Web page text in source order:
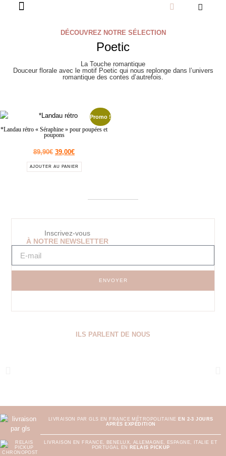
DÉCOUVREZ NOTRE SÉLECTION
Poetic
La Touche romantique
Douceur florale avec le motif Poetic qui nous replonge dans l’univers
romantique des contes d’autrefois.
Promo !
*Landau rétro « Séraphine » pour poupées et
poupons
89,90€ 39,00€
AJOUTER AU PANIER
Inscrivez-vous
À NOTRE NEWSLETTER
ENVOYER
ILS PARLENT DE NOUS
LIVRAISON PAR GLS EN FRANCE MÉTROPOLITAINE EN 2-3 JOURS
APRÈS EXPÉDITION
LIVRAISON EN FRANCE, BENELUX, ALLEMAGNE, ESPAGNE, ITALIE ET
PORTUGAL EN
RELAIS PICKUP